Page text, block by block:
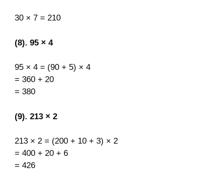
30 × 7 = 210
(8). 95 × 4
95 × 4 = (90 + 5) × 4
= 360 + 20
= 380
(9). 213 × 2
213 × 2 = (200 + 10 + 3) × 2
= 400 + 20 + 6
= 426